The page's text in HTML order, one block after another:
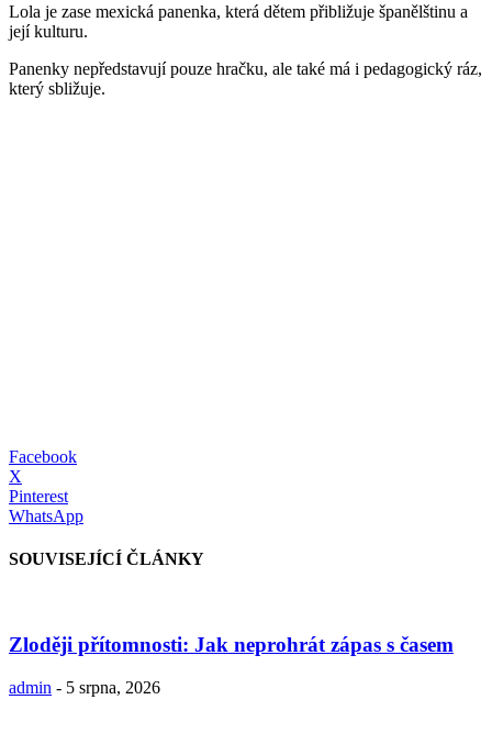
Lola je zase mexická panenka, která dětem přibližuje španělštinu a
její kulturu.
Panenky nepředstavují pouze hračku, ale také má i pedagogický ráz,
který sbližuje.
Facebook
X
Pinterest
WhatsApp
SOUVISEJÍCÍ ČLÁNKY
Zloději přítomnosti: Jak neprohrát zápas s časem
admin - 5 srpna, 2026